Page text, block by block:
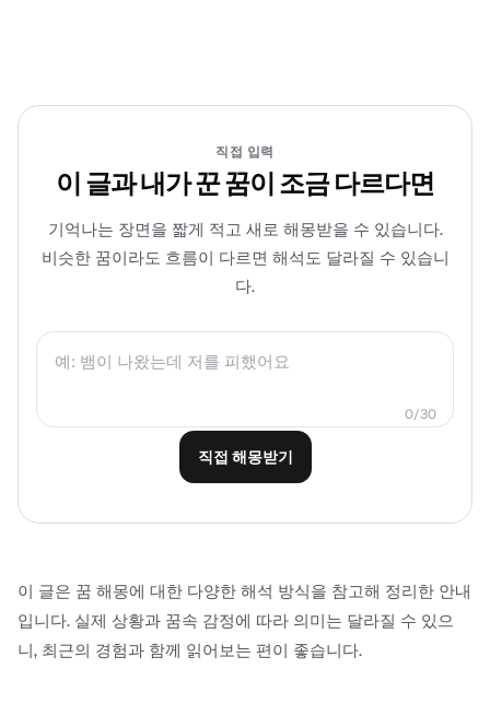
직접 입력
이 글과 내가 꾼 꿈이 조금 다르다면
기억나는 장면을 짧게 적고 새로 해몽받을 수 있습니다.
비슷한 꿈이라도 흐름이 다르면 해석도 달라질 수 있습니
다.
0/30
직접 해몽받기
이 글은 꿈 해몽에 대한 다양한 해석 방식을 참고해 정리한 안내
입니다. 실제 상황과 꿈속 감정에 따라 의미는 달라질 수 있으
니, 최근의 경험과 함께 읽어보는 편이 좋습니다.